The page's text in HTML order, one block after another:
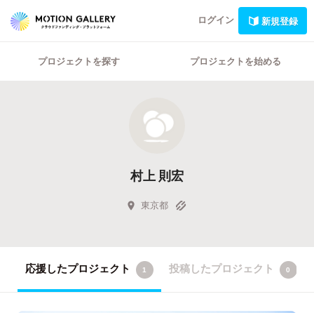
ログイン 新規登録
プロジェクトを探す プロジェクトを始める
村上 則宏
東京都
応援したプロジェクト 1 投稿したプロジェクト 0